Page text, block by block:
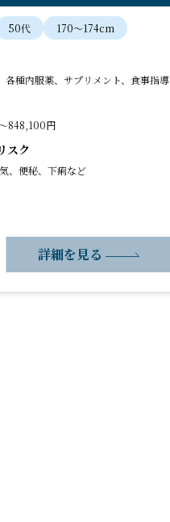
50代 170〜174cm
各種内服薬、サプリメント、食事指導
848,100円
スク
、便秘、下痢など
詳細を見る